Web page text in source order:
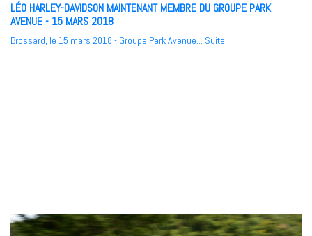
LÉO HARLEY-DAVIDSON MAINTENANT MEMBRE DU GROUPE PARK
AVENUE- 15 MARS 2018
Brossard, le 15 mars 2018 - Groupe Park Avenue... Suite